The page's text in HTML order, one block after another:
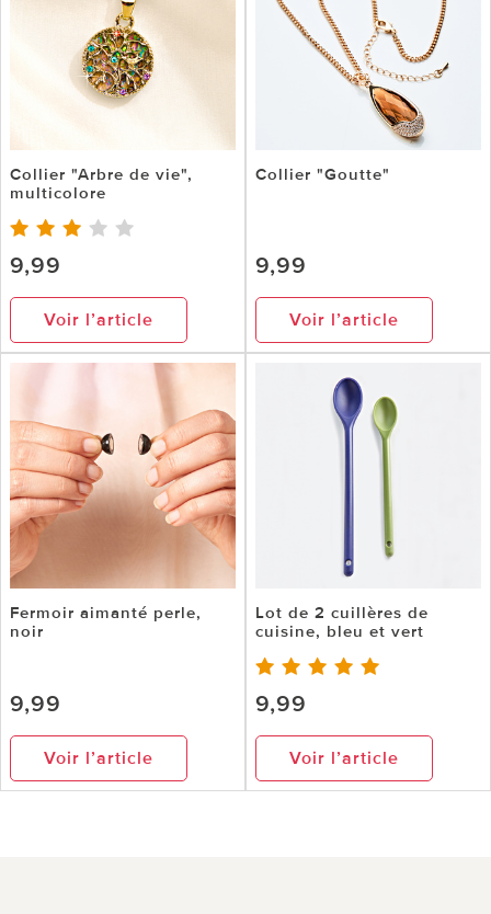
Collier "Arbre de vie",
multicolore
9,99
Voir l’article
Collier "Goutte"
9,99
Voir l’article
Fermoir aimanté perle,
noir
9,99
Voir l’article
Lot de 2 cuillères de
cuisine, bleu et vert
9,99
Voir l’article